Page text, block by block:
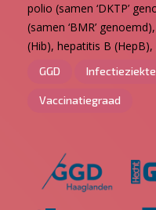
polio (samen ‘DKTP’
(samen ‘BMR’
(Hib), hepatitis B (HepB),
GGD
Vaccinatiegraad